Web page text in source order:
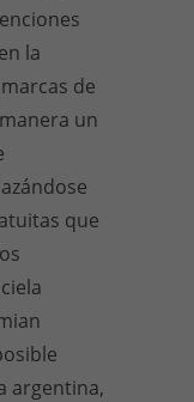
la
de
un
que
argentina,